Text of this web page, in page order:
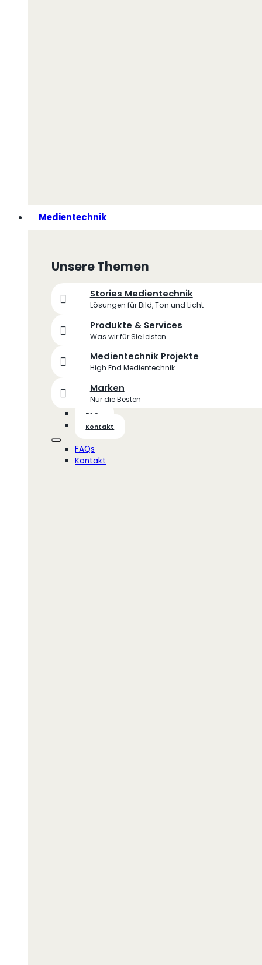
Medientechnik
Unsere Themen
Stories Medientechnik
Lösungen für Bild, Ton und Licht
Produkte & Services
Was wir für Sie leisten
Medientechnik Projekte
High End Medientechnik
Marken
Nur die Besten
FAQs
Kontakt
FAQs
Kontakt